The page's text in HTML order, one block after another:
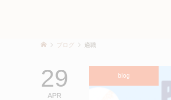
ブログ 適職
29
APR
blog